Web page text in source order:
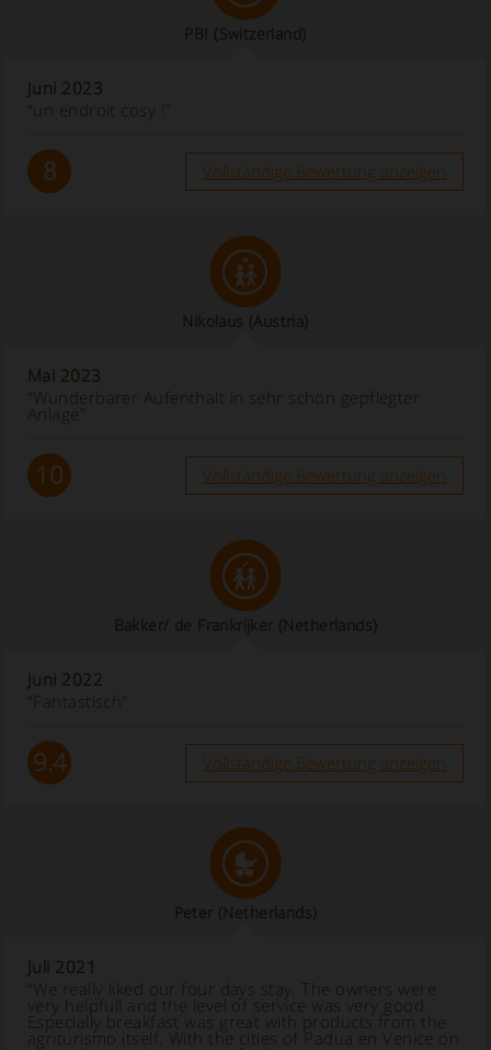
PBI (Switzerland)
Juni 2023
“un endroit cosy !”
8 Vollständige Bewertung anzeigen
Nikolaus (Austria)
Mai 2023
“Wunderbarer Aufenthalt in sehr schön gepflegter
Anlage”
10 Vollständige Bewertung anzeigen
Bakker/ de Frankrijker (Netherlands)
Juni 2022
“Fantastisch”
9.4 Vollständige Bewertung anzeigen
Peter (Netherlands)
Juli 2021
“We really liked our four days stay. The owners were
very helpfull and the level of service was very good.
Especially breakfast was great with products from the
agriturismo itself. With the cities of Padua en Venice on